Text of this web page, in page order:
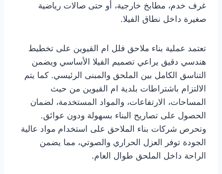
غرف خدم، مطابخ خارجية، أو حتى صالات رياضية
صغيرة داخل نطاق الفيلا.
تعتمد عملية بناء ملاحق فلل ام القيوين على تخطيط
هندسي دقيق يراعي تصميم الفيلا الأساسي ويضمن
التناسق الكامل بين الملحق والمبنى الرئيسي. كما يتم
الالتزام باشتراطات بلدية ام القيوين من حيث
المساحات، الارتفاعات، والمواد المستخدمة، لضمان
الحصول على تصاريح البناء بسهولة ودون عوائق.
وتحرص شركات بناء الملاحق على استخدام مواد عالية
الجودة توفر العزل الحراري والصوتي، مما يضمن
الراحة داخل الملحق طوال العام.